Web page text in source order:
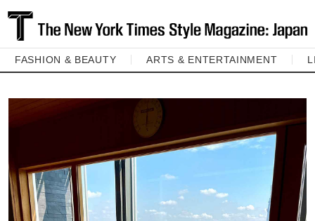
FASHION & BEAUTY ARTS & ENTERTAINMENT